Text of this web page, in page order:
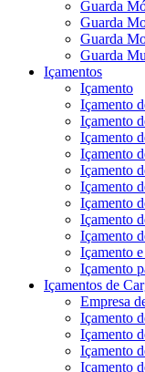
Guarda
Guarda
Guarda
Guarda
Içamentos
Içamento
Içamento
Içamento
Içamento
Içamento
Içamento
Içamento
Içamento
Içamento
Içamento
Içamento
Içamento
Içamentos de
Empresa
Içamento
Içamento
Içamento
Içamento